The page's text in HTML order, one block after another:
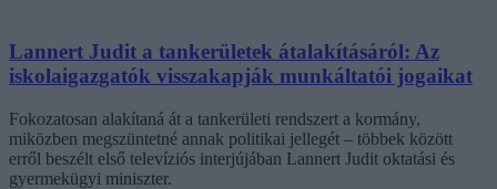
Lannert Judit a tankerületek átalakításáról: Az
iskolaigazgatók visszakapják munkáltatói jogaikat
Fokozatosan alakítaná át a tankerületi rendszert a kormány,
miközben megszüntetné annak politikai jellegét – többek között
erről beszélt első televíziós interjújában Lannert Judit oktatási és
gyermekügyi miniszter.